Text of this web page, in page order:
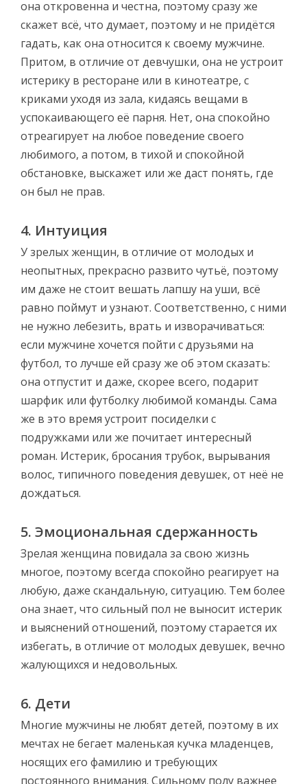
она откровенна и честна, поэтому сразу же
скажет всё, что думает, поэтому и не придётся
гадать, как она относится к своему мужчине.
Притом, в отличие от девчушки, она не устроит
истерику в ресторане или в кинотеатре, с
криками уходя из зала, кидаясь вещами в
успокаивающего её парня. Нет, она спокойно
отреагирует на любое поведение своего
любимого, а потом, в тихой и спокойной
обстановке, выскажет или же даст понять, где
он был не прав.
4. Интуиция
У зрелых женщин, в отличие от молодых и
неопытных, прекрасно развито чутьё, поэтому
им даже не стоит вешать лапшу на уши, всё
равно поймут и узнают. Соответственно, с ними
не нужно лебезить, врать и изворачиваться:
если мужчине хочется пойти с друзьями на
футбол, то лучше ей сразу же об этом сказать:
она отпустит и даже, скорее всего, подарит
шарфик или футболку любимой команды. Сама
же в это время устроит посиделки с
подружками или же почитает интересный
роман. Истерик, бросания трубок, вырывания
волос, типичного поведения девушек, от неё не
дождаться.
5. Эмоциональная сдержанность
Зрелая женщина повидала за свою жизнь
многое, поэтому всегда спокойно реагирует на
любую, даже скандальную, ситуацию. Тем более
она знает, что сильный пол не выносит истерик
и выяснений отношений, поэтому старается их
избегать, в отличие от молодых девушек, вечно
жалующихся и недовольных.
6. Дети
Многие мужчины не любят детей, поэтому в их
мечтах не бегает маленькая кучка младенцев,
носящих его фамилию и требующих
постоянного внимания. Сильному полу важнее